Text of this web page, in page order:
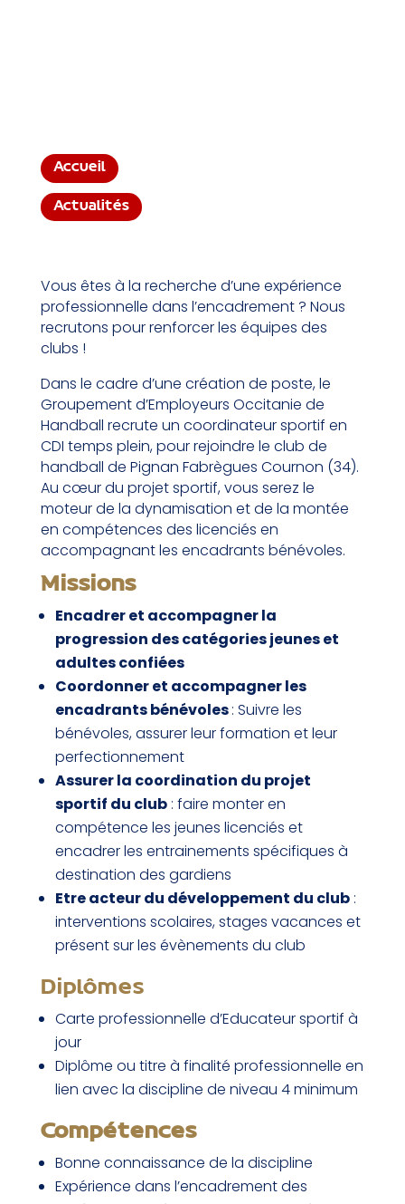
Accueil
Actualités
Vous êtes à la recherche d’une expérience
professionnelle dans l’encadrement ? Nous
recrutons pour renforcer les équipes des
clubs !
Dans le cadre d’une création de poste, le
Groupement d’Employeurs Occitanie de
Handball recrute un coordinateur sportif en
CDI temps plein, pour rejoindre le club de
handball de Pignan Fabrègues Cournon (34).
Au cœur du projet sportif, vous serez le
moteur de la dynamisation et de la montée
en compétences des licenciés en
accompagnant les encadrants bénévoles.
Missions
Encadrer et accompagner la
progression des catégories jeunes et
adultes confiées
Coordonner et accompagner les
encadrants bénévoles: Suivre les
bénévoles, assurer leur formation et leur
perfectionnement
Assurer la coordination du projet
sportif du club: faire monter en
compétence les jeunes licenciés et
encadrer les entrainements spécifiques à
destination des gardiens
Etre acteur du développement du club:
interventions scolaires, stages vacances et
présent sur les évènements du club
Diplômes
Carte professionnelle d’Educateur sportif à
jour
Diplôme ou titre à finalité professionnelle en
lien avec la discipline de niveau 4 minimum
Compétences
Bonne connaissance de la discipline
Expérience dans l’encadrement des